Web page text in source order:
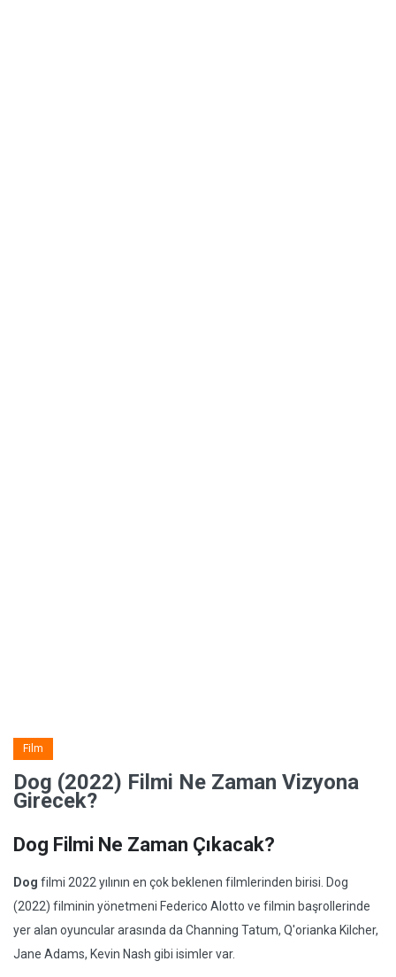
Film
Dog (2022) Filmi Ne Zaman Vizyona
Girecek?
Dog Filmi Ne Zaman Çıkacak?
Dog filmi 2022 yılının en çok beklenen filmlerinden birisi. Dog
(2022) filminin yönetmeni Federico Alotto ve filmin başrollerinde
yer alan oyuncular arasında da Channing Tatum, Q'orianka Kilcher,
Jane Adams, Kevin Nash gibi isimler var.